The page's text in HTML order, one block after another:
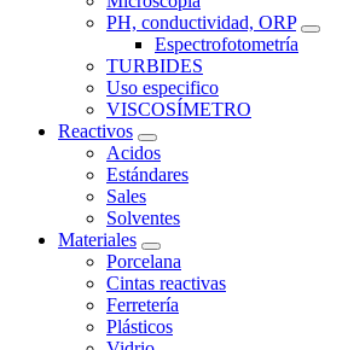
PH, conductividad, ORP
Espectrofotometría
TURBIDES
Uso especifico
VISCOSÍMETRO
Reactivos
Acidos
Estándares
Sales
Solventes
Materiales
Porcelana
Cintas reactivas
Ferretería
Plásticos